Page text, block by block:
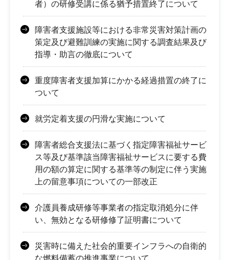
者）の研修受講に係る猶予措置終了について
障害者支援施設等における非常災害対策計画の
策定及び避難訓練の実施に関する調査結果及び
指導・助言の徹底について
重度障害者支援加算にかかる経過措置の終了に
ついて
就労定着支援の円滑な実施について
障害者総合支援法に基づく指定障害福祉サービ
ス等及び基準該当障害福祉サービスに要する費
用の額の算定に関する基準等の制定に伴う実施
上の留意事項についての一部改正
介護員養成研修等事業者の指定取消処分に伴
い、無効となる研修修了証明書について
災害時に備えた社会的重要インフラへの自衛的
な燃料備蓄の推進事業について